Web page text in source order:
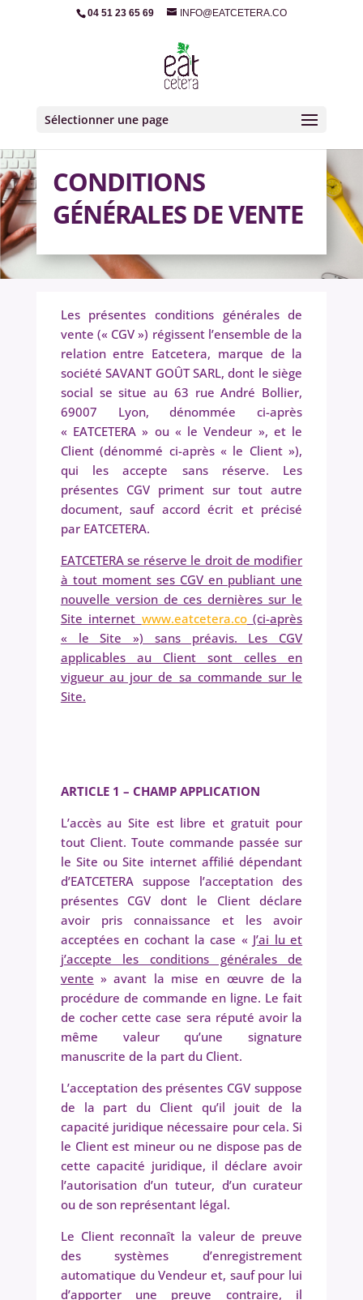
04 51 23 65 69 INFO@EATCETERA.CO
Sélectionner une page
CONDITIONS
GÉNÉRALES DE VENTE
Les présentes conditions générales de
vente (« CGV ») régissent l’ensemble de la
relation entre Eatcetera, marque de la
société SAVANT GOÛT SARL, dont le siège
social se situe au 63 rue André Bollier,
69007 Lyon, dénommée ci-après
« EATCETERA » ou « le Vendeur », et le
Client (dénommé ci-après « le Client »),
qui les accepte sans réserve. Les
présentes CGV priment sur tout autre
document, sauf accord écrit et précisé
par EATCETERA.
EATCETERA se réserve le droit de modifier
à tout moment ses CGV en publiant une
nouvelle version de ces dernières sur le
Site internet www.eatcetera.co(ci-après
« le Site ») sans préavis. Les CGV
applicables au Client sont celles en
vigueur au jour de sa commande sur le
Site.
ARTICLE 1 – CHAMP APPLICATION
L’accès au Site est libre et gratuit pour
tout Client. Toute commande passée sur
le Site ou Site internet affilié dépendant
d’EATCETERA suppose l’acceptation des
présentes CGV dont le Client déclare
avoir pris connaissance et les avoir
acceptées en cochant la case « J’ai lu et
j’accepte les conditions générales de
vente » avant la mise en œuvre de la
procédure de commande en ligne. Le fait
de cocher cette case sera réputé avoir la
même valeur qu’une signature
manuscrite de la part du Client.
L’acceptation des présentes CGV suppose
de la part du Client qu’il jouit de la
capacité juridique nécessaire pour cela. Si
le Client est mineur ou ne dispose pas de
cette capacité juridique, il déclare avoir
l’autorisation d’un tuteur, d’un curateur
ou de son représentant légal.
Le Client reconnaît la valeur de preuve
des systèmes d’enregistrement
automatique du Vendeur et, sauf pour lui
d’apporter une preuve contraire, il